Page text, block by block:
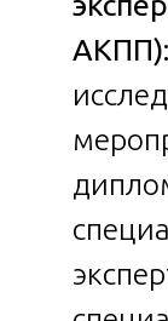
АКПП):